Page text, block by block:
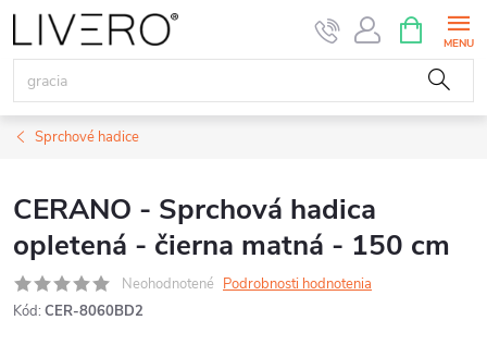
Prejsť
na
obsah
KOŠÍK
Sprchové hadice
CERANO - Sprchová hadica
opletená - čierna matná - 150 cm
Neohodnotené Podrobnosti hodnotenia
Kód: CER-8060BD2